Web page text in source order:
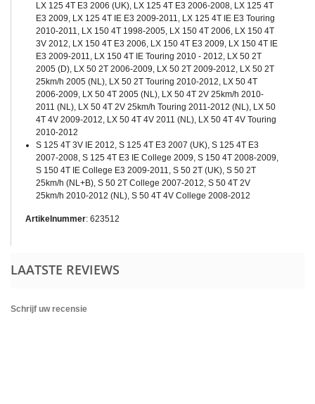
LX 125 4T E3 2006 (UK), LX 125 4T E3 2006-2008, LX 125 4T
E3 2009, LX 125 4T IE E3 2009-2011, LX 125 4T IE E3 Touring
2010-2011, LX 150 4T 1998-2005, LX 150 4T 2006, LX 150 4T
3V 2012, LX 150 4T E3 2006, LX 150 4T E3 2009, LX 150 4T IE
E3 2009-2011, LX 150 4T IE Touring 2010 - 2012, LX 50 2T
2005 (D), LX 50 2T 2006-2009, LX 50 2T 2009-2012, LX 50 2T
25km/h 2005 (NL), LX 50 2T Touring 2010-2012, LX 50 4T
2006-2009, LX 50 4T 2005 (NL), LX 50 4T 2V 25km/h 2010-
2011 (NL), LX 50 4T 2V 25km/h Touring 2011-2012 (NL), LX 50
4T 4V 2009-2012, LX 50 4T 4V 2011 (NL), LX 50 4T 4V Touring
2010-2012
S 125 4T 3V IE 2012, S 125 4T E3 2007 (UK), S 125 4T E3
2007-2008, S 125 4T E3 IE College 2009, S 150 4T 2008-2009,
S 150 4T IE College E3 2009-2011, S 50 2T (UK), S 50 2T
25km/h (NL+B), S 50 2T College 2007-2012, S 50 4T 2V
25km/h 2010-2012 (NL), S 50 4T 4V College 2008-2012
Artikelnummer: 623512
LAATSTE REVIEWS
Schrijf uw recensie